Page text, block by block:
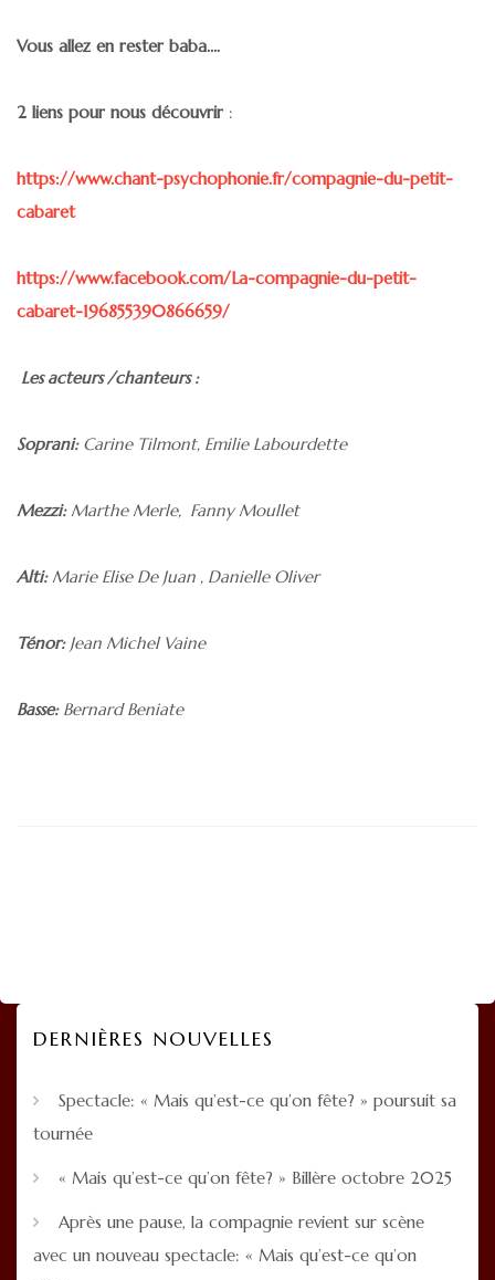
Vous allez en rester baba….
2 liens pour nous découvrir :
https://www.chant-psychophonie.fr/compagnie-du-petit-
cabaret
https://www.facebook.com/La-compagnie-du-petit-
cabaret-196855390866659/
Les acteurs /chanteurs :
Soprani: Carine Tilmont, Emilie Labourdette
Mezzi:Marthe Merle, Fanny Moullet
Alti:Marie Elise De Juan , Danielle Oliver
Ténor:Jean Michel Vaine
Basse:Bernard Beniate
DERNIÈRES NOUVELLES
Spectacle: « Mais qu’est-ce qu’on fête? » poursuit sa
tournée
« Mais qu’est-ce qu’on fête? » Billère octobre 2025
Après une pause, la compagnie revient sur scène
avec un nouveau spectacle: « Mais qu’est-ce qu’on